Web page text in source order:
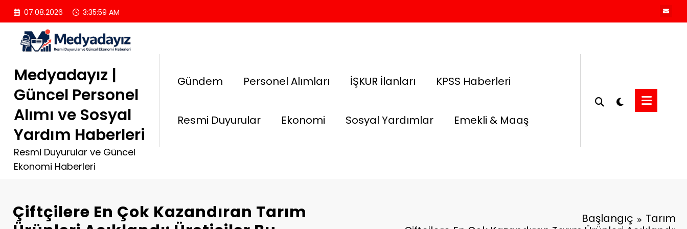
İçeriğe
atla
07.08.2026 3:36:00 AM
Medyadayız |
Güncel Personel
Alımı ve Sosyal
Yardım Haberleri
Resmi Duyurular ve Güncel
Ekonomi Haberleri
Gündem Personel Alımları İŞKUR İlanları KPSS Haberleri
Resmi Duyurular Ekonomi Sosyal Yardımlar Emekli & Maaş
Çiftçilere En Çok Kazandıran Tarım
Başlangıç
Tarım